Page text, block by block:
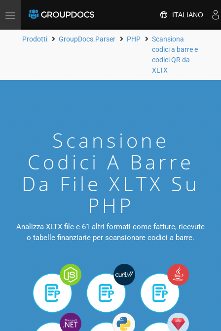
Attiva/disattiva
navigazione
ITALIANO
Prodotti GroupDocs.Parser PHP
Scansiona
codici a barre e
codici QR da
XLTX
Scansione
Codici A Barre
Da File XLTX Su
PHP
Analizza XLTX file e 61 altri formati come fatture, ricevute
o tabelle finanziarie per scansionare codici a barre.